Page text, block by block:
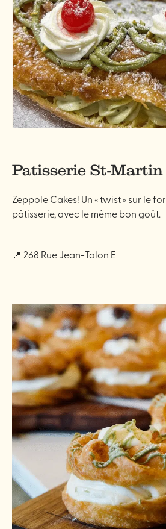
Patisserie St-Martin
Zeppole Cakes! Un « twist » sur le
pâtisserie, avec le même bon goût.
📍 268 Rue Jean-Talon E